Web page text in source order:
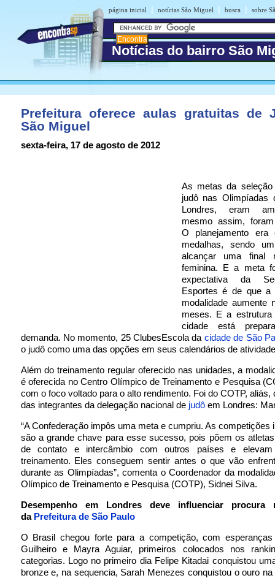
página inicial | notícias São Miguel | busca | sobre
Notícias do bairro São
Prefeitura oferece aulas gratuitas de
São Miguel
sexta-feira, 17 de agosto de 2012
As metas da seleção
judô nas Olimpíadas
Londres, eram
mesmo assim,
O planejamento era
medalhas, sendo
alcançar uma final
feminina. E a meta
expectativa da
Esportes é de que a
modalidade aumente
meses. E a estrutura
cidade está
demanda. No momento, 25 ClubesEscola da cidade de São
o judô como uma das opções em seus calendários de
Além do treinamento regular oferecido nas unidades, a
é oferecida no Centro Olímpico de Treinamento e Pesquisa
com o foco voltado para o alto rendimento. Foi do COTP, aliás,
das integrantes da delegação nacional de judôem Londres:
“A Confederação impôs uma meta e cumpriu. As competições
são a grande chave para esse sucesso, pois põem os
de contato e intercâmbio com outros países e
treinamento. Eles conseguem sentir antes o que vão
durante as Olimpíadas”, comenta o Coordenador da
Olímpico de Treinamento e Pesquisa (COTP), Sidnei Silva.
Desempenho em Londres deve influenciar procura
da Prefeitura de São Paulo
O Brasil chegou forte para a competição, com
Guilheiro e Mayra Aguiar, primeiros colocados nos
categorias. Logo no primeiro dia Felipe Kitadai conquistou
bronze e, na sequencia, Sarah Menezes conquistou o ouro